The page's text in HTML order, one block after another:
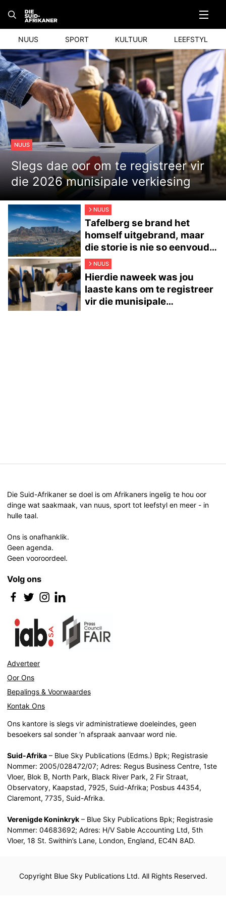
content
NUUS SPORT KULTUUR LEEFSTYL
NUUS
Slegs dae oor om te registreer vir
die 2026 munisipale verkiesing
NUUS
Tafelberg se brand het
homself uitgebrand, maar
die storie is nie so eenvoudig
nieNUUS
Hierdie naweek was jou
laaste kans om te registreer
vir die munisipale
Die Suid-Afrikaner se doel is om Afrikaners ingelig te hou oor
dinge wat saakmaak, van nuus, sport tot leefstyl en meer - in
hulle taal.
Ons is onafhanklik.
Geen agenda.
Geen vooroordeel.
Volg ons
Adverteer
Oor Ons
Bepalings & Voorwaardes
Kontak Ons
Ons kantore is slegs vir administratiewe doeleindes, geen
besoekers sal sonder ‘n afspraak aanvaar word nie.
Suid-Afrika – Blue Sky Publications (Edms.) Bpk; Registrasie
Nommer: 2005/028472/07; Adres: Regus Business Centre, 1ste
Vloer, Blok B, North Park, Black River Park, 2 Fir Straat,
Observatory, Kaapstad, 7925, Suid-Afrika; Posbus 44354,
Claremont, 7735, Suid-Afrika.
Verenigde Koninkryk – Blue Sky Publications Bpk; Registrasie
Nommer: 04683692; Adres: H/V Sable Accounting Ltd, 5th
Vloer, 18 St. Swithin’s Lane, London, England, EC4N 8AD.
Copyright Blue Sky Publications Ltd. All Rights Reserved.